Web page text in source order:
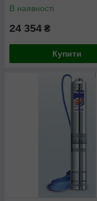
В наявності
24 354 ₴
Купити